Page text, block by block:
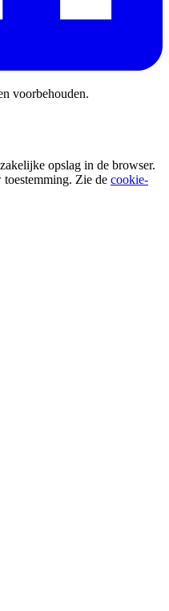
voorbehouden.
opslag in de browser.
Zie de cookie-